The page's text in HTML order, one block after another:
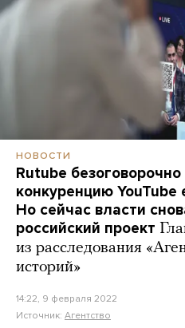
НОВОСТИ
Rutube
конкуренцию
Но сейчас власти
российский проект
из расследования
историй»
14:22, 9 февраля 2022
Источник: Агентство